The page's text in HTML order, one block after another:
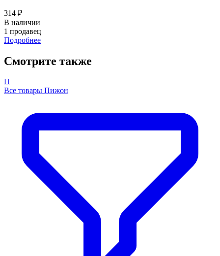
314 ₽
В наличии
1 продавец
Подробнее
Смотрите также
П
Все товары Пижон